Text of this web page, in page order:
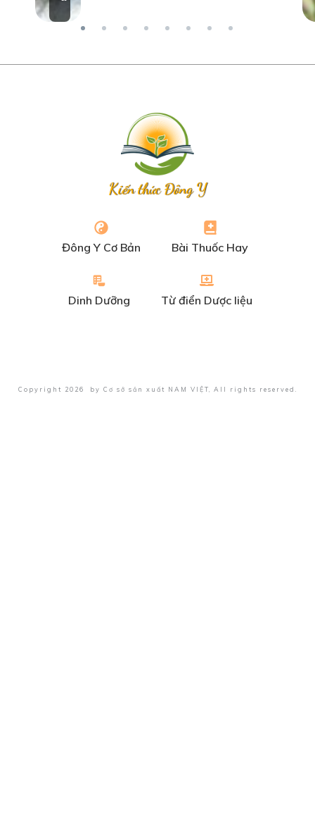
Kiến thức Đông Y
Đông Y Cơ Bản Bài Thuốc Hay
Dinh Dưỡng Từ điển Dược liệu
Copyright 2026 by Cơ sở sản xuất NAM VIỆT , All rights reserved.